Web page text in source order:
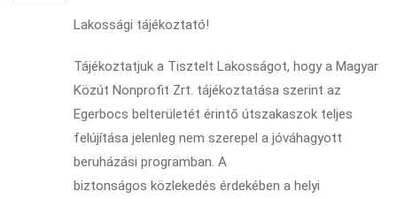
Lakossági tájékoztató!
Tájékoztatjuk a Tisztelt Lakosságot, hogy a Magyar
Közút Nonprofit Zrt. tájékoztatása szerint az
Egerbocs belterületét érintő útszakaszok teljes
felújítása jelenleg nem szerepel a jóváhagyott
beruházási programban. A
biztonságos közlekedés érdekében a helyi